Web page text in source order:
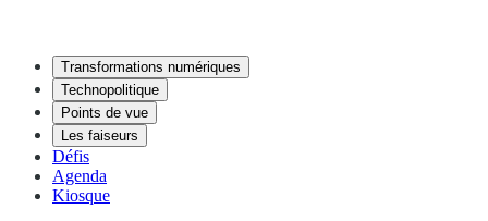
Transformations numériques
Technopolitique
Points de vue
Les faiseurs
Défis
Agenda
Kiosque